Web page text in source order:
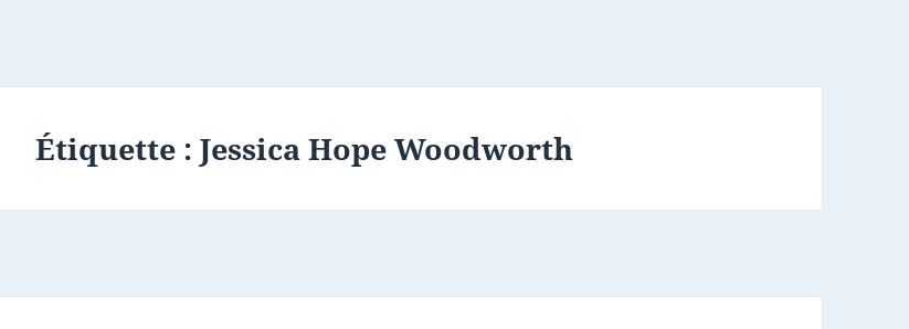
Étiquette :Jessica Hope Woodworth